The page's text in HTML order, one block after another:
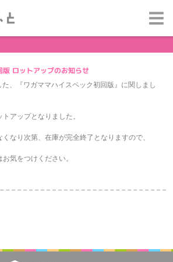
ロットアップのお知らせ
、『ワガママハイスペック初回版』に関しまし
アップとなりました。
なり次第、在庫が完全終了 となりますので、
気をつけください。